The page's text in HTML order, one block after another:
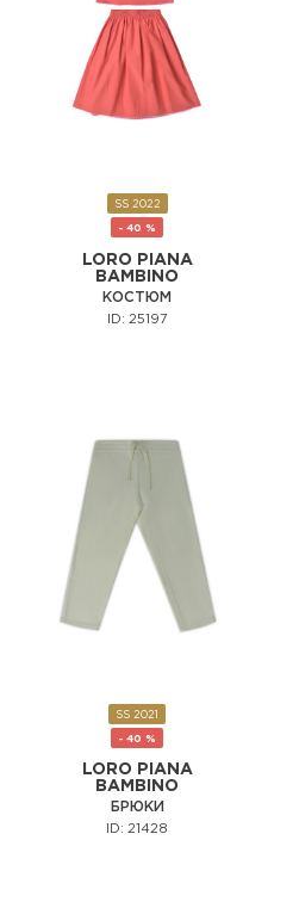
SS 2022
- 40 %
LORO PIANA
BAMBINO
КОСТЮМ
ID: 25197
SS 2021
- 40 %
LORO PIANA
BAMBINO
БРЮКИ
ID: 21428